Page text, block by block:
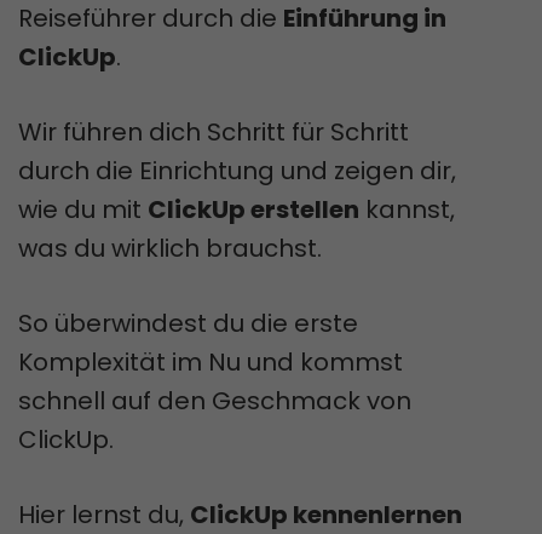
Reiseführer durch die Einführung in
ClickUp.
Wir führen dich Schritt für Schritt
durch die Einrichtung und zeigen dir,
wie du mit ClickUp erstellen kannst,
was du wirklich brauchst.
So überwindest du die erste
Komplexität im Nu und kommst
schnell auf den Geschmack von
ClickUp.
Hier lernst du, ClickUp kennenlernen